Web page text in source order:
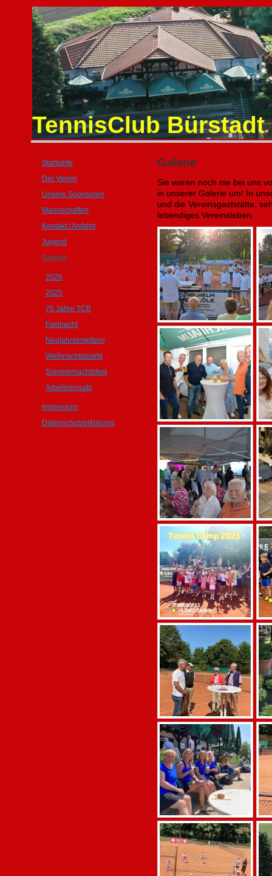
TennisClub Bürstadt
Startseite
Der Verein
Unsere Sponsoren
Mannschaften
Kontakt / Anfahrt
Jugend
Galerie
2026
2025
75 Jahre TCB
Fastnacht
Neujahrsempfang
Weihnachtsmarkt
Sommernachtsfest
Arbeitseinsatz
Impressum
Datenschutzerklärung
Galerie
Sie waren noch nie bei uns
in unserer Galerie um! In
und die Vereinsgaststätte,
lebendiges Vereinsleben.